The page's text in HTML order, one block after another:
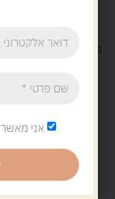
משלוח חינםבקנייה מעל 329
אני